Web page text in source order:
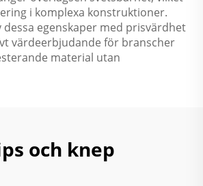
i komplexa konstruktioner.
egenskaper med prisvärdhet
värdeerbjudande för branscher
material utan
och knep